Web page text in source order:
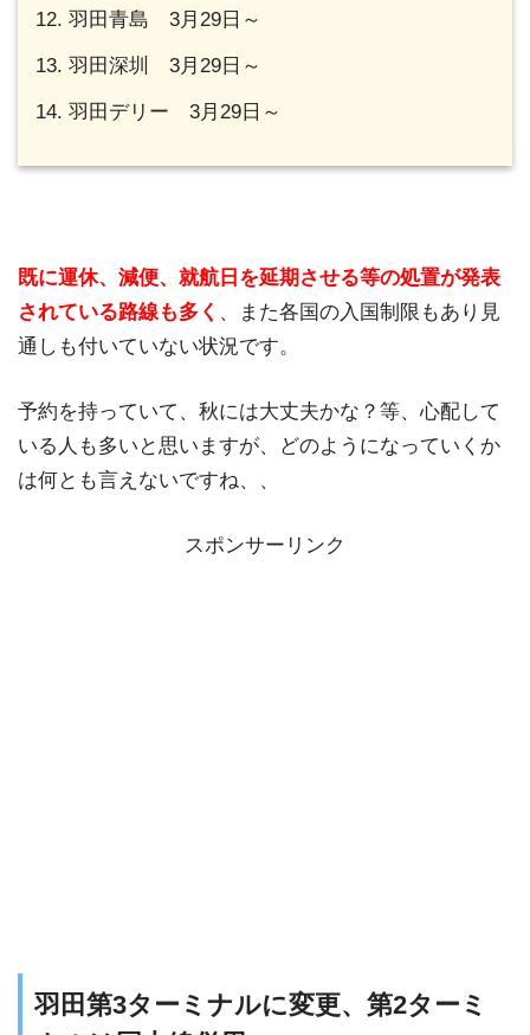
羽田青島 3月29日～
羽田深圳 3月29日～
羽田デリー 3月29日～
既に運休、減便、就航日を延期させる等の処置が発表
されている路線も多く 、また各国の入国制限もあり見
通しも付いていない状況です。
予約を持っていて、秋には大丈夫かな？等、心配して
いる人も多いと思いますが、どのようになっていくか
は何とも言えないですね、、
スポンサーリンク
羽田第3ターミナルに変更、第2ターミ